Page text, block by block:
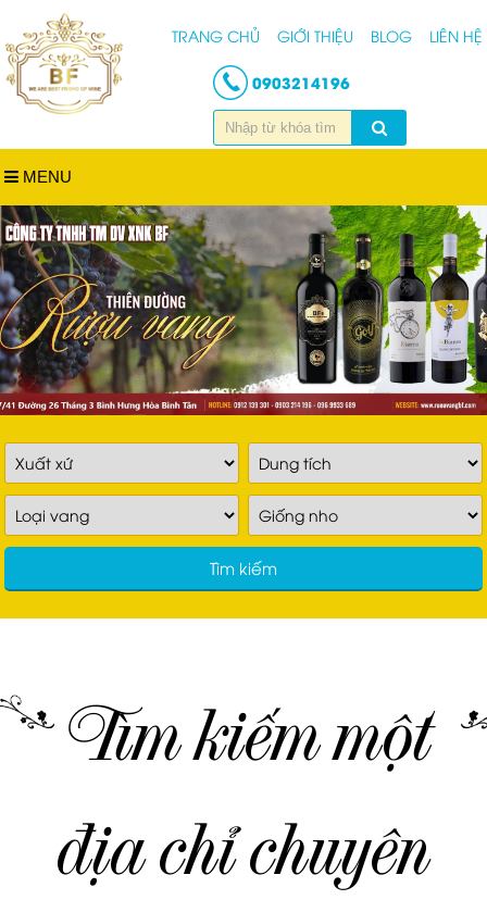
TRANG CHỦ GIỚI THIỆU BLOG LIÊN HỆ
0903214196
MENU
Tìm kiếm
Tìm kiếm một
địa chỉ chuyên